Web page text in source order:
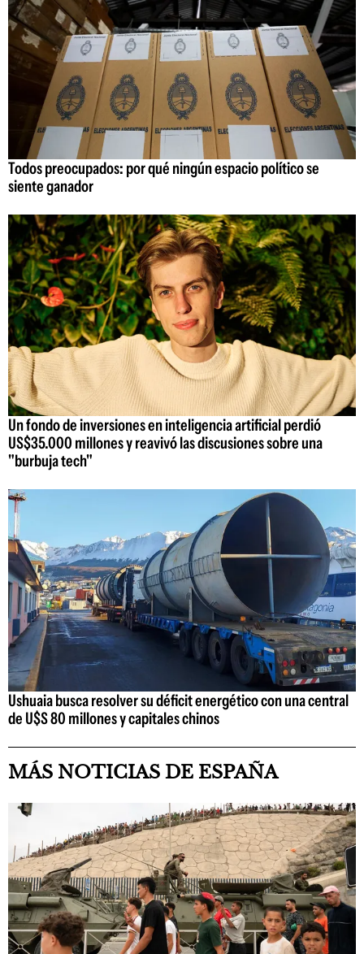
Todos preocupados: por qué ningún espacio político se
siente ganador
Un fondo de inversiones en inteligencia artificial perdió
US$35.000 millones y reavivó las discusiones sobre una
"burbuja tech"
Ushuaia busca resolver su déficit energético con una central
de U$S 80 millones y capitales chinos
MÁS NOTICIAS DE ESPAÑA